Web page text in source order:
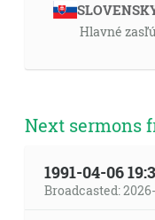
Hlavné
Next sermons
1991-04-06
Broadcasted: